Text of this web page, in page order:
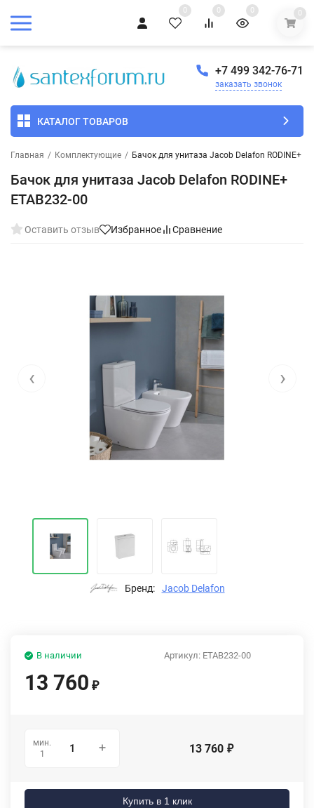
0 0 0 0
+7 499 342-76-71
заказать звонок
КАТАЛОГ ТОВАРОВ
Главная / Комплектующие / Бачок для унитаза Jacob Delafon RODINE+
Бачок для унитаза Jacob Delafon RODINE+
ETAB232-00
Оставить отзыв Избранное Сравнение
‹ ›
Бренд: Jacob Delafon
Артикул: ETAB232-00
В наличии
13 760 ₽
мин.
1
13 760 ₽
Купить в 1 клик